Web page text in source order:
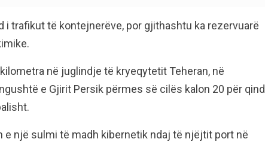
i trafikut të kontejnerëve, por gjithashtu ka rezervuarë
në juglindje të kryeqytetit Teheran, në
e Gjirit Persik përmes së cilës kalon 20 për qind
e një sulmi të madh kibernetik ndaj të njëjtit port në